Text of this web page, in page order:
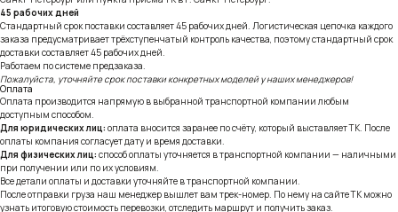
45 рабочих дней
Стандартный срок поставки составляет 45 рабочих дней. Логистическая цепочка каждого
заказа предусматривает трёхступенчатый контроль качества, поэтому стандартный срок
доставки составляет 45 рабочих дней.
Работаем по системе предзаказа.
Пожалуйста, уточняйте срок поставки конкретных моделей у наших менеджеров!
Оплата
Оплата производится напрямую в выбранной транспортной компании любым
доступным способом.
Для юридических лиц: оплата вносится заранее по счёту, который выставляет ТК. После
оплаты компания согласует дату и время доставки.
Для физических лиц: способ оплаты уточняется в транспортной компании — наличными
при получении или по их условиям.
Все детали оплаты и доставки уточняйте в транспортной компании.
После отправки груза наш менеджер вышлет вам трек-номер. По нему на сайте ТК можно
узнать итоговую стоимость перевозки, отследить маршрут и получить заказ.